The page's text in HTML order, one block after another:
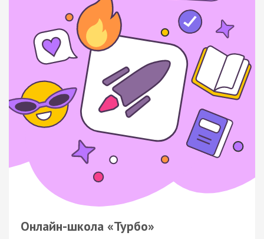
Онлайн-школа «Турбо»